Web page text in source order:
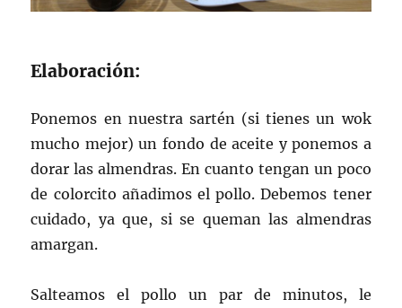
Elaboración:
Ponemos en nuestra sartén (si tienes un wok
mucho mejor) un fondo de aceite y ponemos a
dorar las almendras. En cuanto tengan un poco
de colorcito añadimos el pollo. Debemos tener
cuidado, ya que, si se queman las almendras
amargan.
Salteamos el pollo un par de minutos, le